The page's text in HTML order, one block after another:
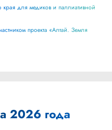
2026 года